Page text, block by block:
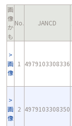
画
像
か
も
No. JANCD
画
像
1 4979103308336
画
像
2 4979103308350